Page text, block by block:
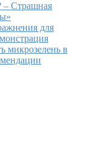
– Страшная
для
микрозелень в